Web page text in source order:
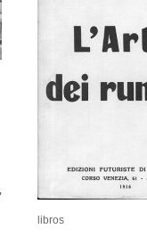
libros
libros